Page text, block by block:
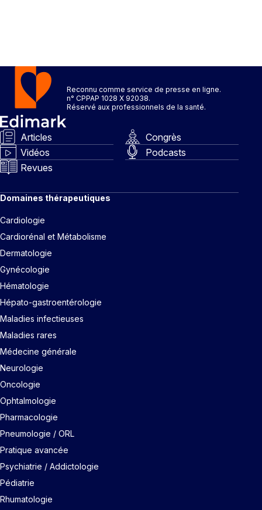
goût sucré
Dates
Du
au
RECHERCHER
Reconnu comme service de presse en ligne.
n° CPPAP 1028 X 92038.
Réservé aux professionnels de la santé.
Articles
Congrès
Vidéos
Podcasts
Revues
Domaines thérapeutiques
Cardiologie
Cardiorénal et Métabolisme
Dermatologie
Gynécologie
Hématologie
Hépato-gastroentérologie
Maladies infectieuses
Maladies rares
Médecine générale
Neurologie
Oncologie
Ophtalmologie
Pharmacologie
Pneumologie / ORL
Pratique avancée
Psychiatrie / Addictologie
Pédiatrie
Rhumatologie